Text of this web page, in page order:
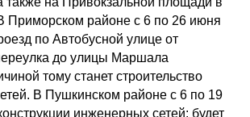
Приморском районе с 6 по 26 июня
по Автобусной улице от
до улицы Маршала
тому станет строительство
В Пушкинском районе с 6 по 19
инженерных сетей: будет